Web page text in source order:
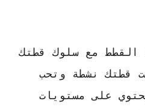
القطط مع سلوك قطتك
قطتك نشطة وتحب
على مستويات